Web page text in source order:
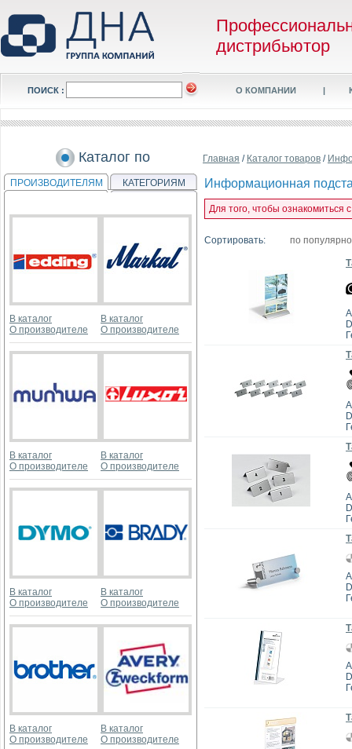
дистрибьютор
ПОИСК : О КОМПАНИИ |
Каталог по
ПРОИЗВОДИТЕЛЯМ КАТЕГОРИЯМ
В каталог
О производителе
В каталог
О производителе
В каталог
О производителе
В каталог
О производителе
В каталог
О производителе
В каталог
О производителе
В каталог
О производителе
В каталог
О производителе
Главная / Каталог товаров /
Информационная
Для того, чтобы
Сортировать: по